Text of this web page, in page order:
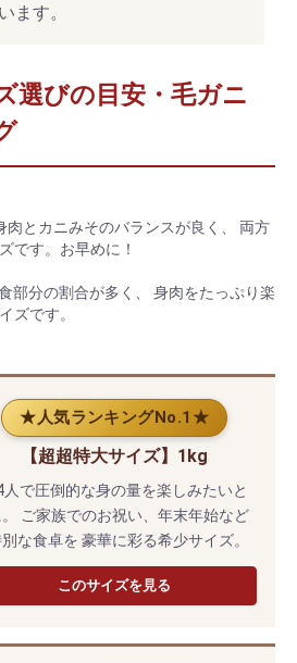
ます。
選びの目安・毛ガニ
肉とカニみそのバランスが良く、 両方
です。お早めに！
部分の割合が多く、 身肉をたっぷり楽
ズです。
★人気ランキングNo.1★
【超超特大サイズ】1kg
人で圧倒的な身の量を楽しみたいと
。 ご家族でのお祝い、年末年始など
な食卓を 豪華に彩る希少サイズ。
このサイズを見る